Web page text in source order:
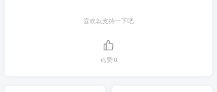
喜欢就支持一下吧
点赞0